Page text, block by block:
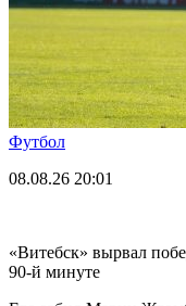
Футбол
08.08.26 20:01
«Витебск» вырвал
90-й минуте